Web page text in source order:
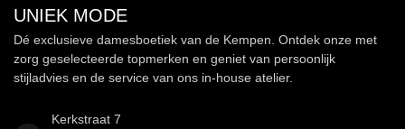
UNIEK MODE
Dé exclusieve damesboetiek van de Kempen. Ontdek onze met
zorg geselecteerde topmerken en geniet van persoonlijk
stijladvies en de service van ons in-house atelier.
Kerkstraat 7